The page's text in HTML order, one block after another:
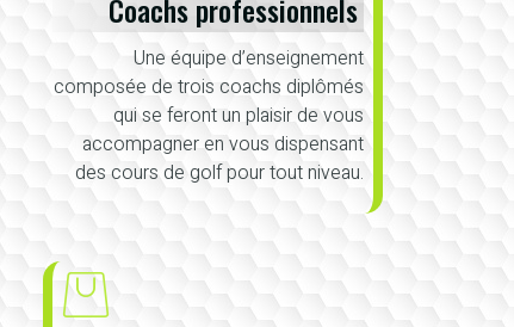
Coachs professionnels
Une équipe d’enseignement
composée de trois coachs diplômés
qui se feront un plaisir de vous
accompagner en vous dispensant
des cours de golf pour tout niveau.